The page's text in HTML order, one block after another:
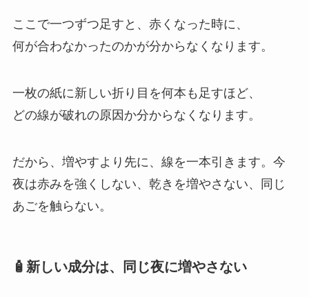
ここで一つずつ足すと、赤くなった時に、
何が合わなかったのかが分からなくなります。
一枚の紙に新しい折り目を何本も足すほど、
どの線が破れの原因か分からなくなります。
だから、増やすより先に、線を一本引きます。今
夜は赤みを強くしない、乾きを増やさない、同じ
あごを触らない。
🧴新しい成分は、同じ夜に増やさない